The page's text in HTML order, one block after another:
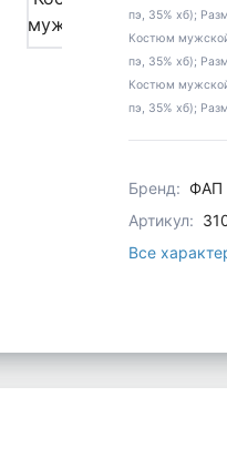
пэ, 35% хб);
Костюм
пэ, 35% хб);
Костюм
пэ, 35% хб);
Бренд: ФАП
Артикул:
Все